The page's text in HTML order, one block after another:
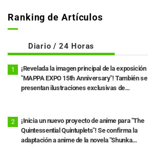
Ranking de Artículos
Diario / 24 Horas
¡Revelada la imagen principal de la exposición
"MAPPA EXPO 15th Anniversary"! También se
presentan ilustraciones exclusivas de
¡Inicia un nuevo proyecto de anime para "The
Quintessential Quintuplets"! Se confirma la
adaptación a anime de la novela "Shunka